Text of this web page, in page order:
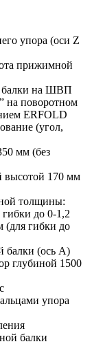
упора (оси Z
прижимной
балки на ШВП
на поворотном
ERFOLD
(угол,
мм (без
высотой 170 мм
толщины:
до 0-1,2
гибки до
балки (ось А)
глубиной 1500
упора
балки